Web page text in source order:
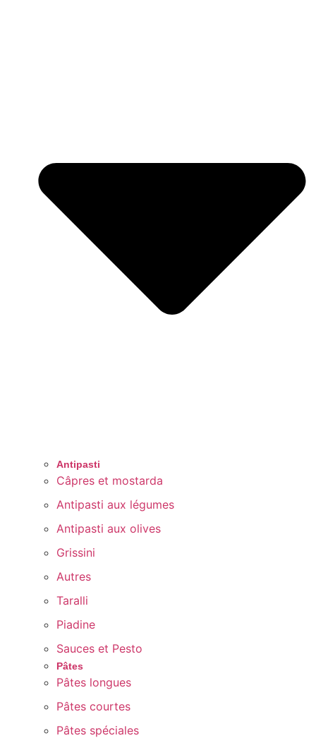
Antipasti
Câpres et mostarda
Antipasti aux légumes
Antipasti aux olives
Grissini
Autres
Taralli
Piadine
Sauces et Pesto
Pâtes
Pâtes longues
Pâtes courtes
Pâtes spéciales